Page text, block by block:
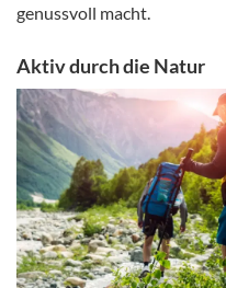
genussvoll macht.
Aktiv durch die Natur